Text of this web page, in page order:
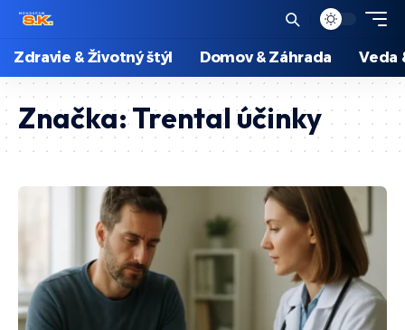
Zdravie & Životný štýl Domov & Záhrada Veda
Značka:Trental účinky